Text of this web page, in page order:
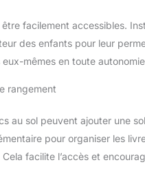
facilement accessibles.
des enfants pour leur
mêmes en toute
rangement
au sol peuvent ajouter une
pour organiser les
facilite l’accès et